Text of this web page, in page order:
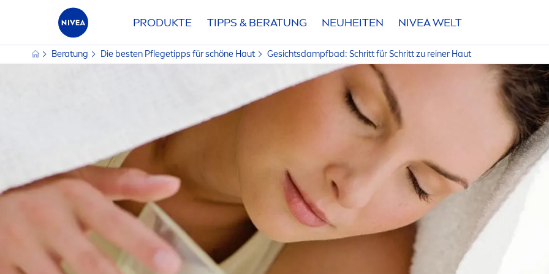
PRODUKTE TIPPS & BERATUNG NEUHEITEN NIVEAWELT
Beratung Die besten Pflegetipps für schöne Haut Gesichtsdampfbad: Schritt für Schritt zu reiner Haut